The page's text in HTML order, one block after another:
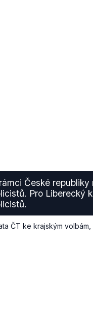
České
Pro Liberecký
ČT ke krajským volbám